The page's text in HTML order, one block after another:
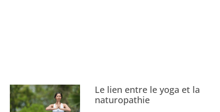
Le lien entre le yoga et la
naturopathie